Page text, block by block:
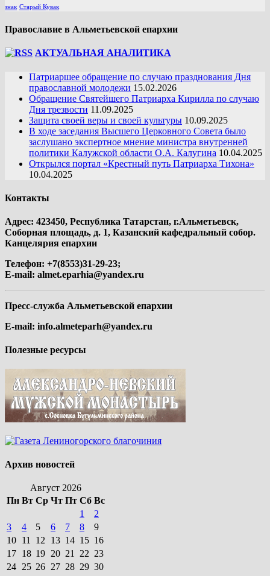
знак Старый Кувак
Православие в Альметьевской епархии
АКТУАЛЬНАЯ АНАЛИТИКА
Патриаршее обращение по случаю празднования Дня
православной молодежи 15.02.2026
Обращение Святейшего Патриарха Кирилла по случаю
Дня трезвости 11.09.2025
Защита своей веры и своей культуры 10.09.2025
В ходе заседания Высшего Церковного Совета было
заслушано экспертное мнение министра внутренней
политики Калужской области О.А. Калугина 10.04.2025
Открылся портал «Крестный путь Патриарха Тихона»
10.04.2025
Контакты
Адрес: 423450, Республика Татарстан, г.Альметьевск,
Соборная площадь, д. 1, Казанский кафедральный собор.
Канцелярия епархии
Телефон: +7(8553)31-29-23;
E-mail: almet.eparhia@yandex.ru
Пресс-служба Альметьевской епархии
E-mail: info.almeteparh@yandex.ru
Полезные ресурсы
Архив новостей
Август 2026
Пн Вт Ср Чт Пт Сб Вс
1
2
3
4 5 6 7 8
9
10 11 12 13 14 15 16
17 18 19 20 21 22 23
24 25 26 27 28 29 30